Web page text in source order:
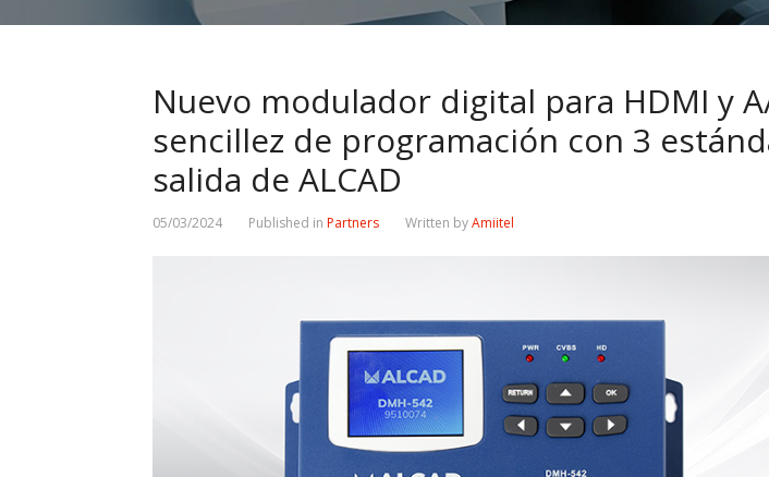
Nuevo modulador digital para HDMI y
sencillez de programación con 3
salida de ALCAD
05/03/2024 Published in Partners Written byAmiitel